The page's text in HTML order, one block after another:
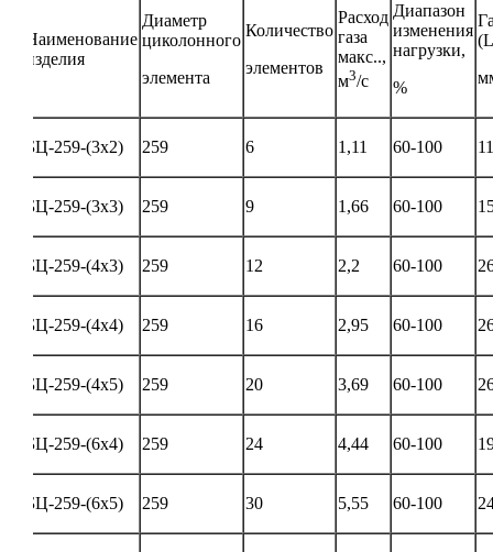
Наименование
изделия
Диаметр
циколонного
элемента
Количество
элементов
Расход
газа
макс..,
м3/с
Диапазон
изменения
нагрузки,
%
БЦ-259-(3х2) 259 6 1,11 60-100
БЦ-259-(3х3) 259 9 1,66 60-100
БЦ-259-(4х3) 259 12 2,2 60-100
БЦ-259-(4х4) 259 16 2,95 60-100
БЦ-259-(4х5) 259 20 3,69 60-100
БЦ-259-(6х4) 259 24 4,44 60-100
БЦ-259-(6х5) 259 30 5,55 60-100